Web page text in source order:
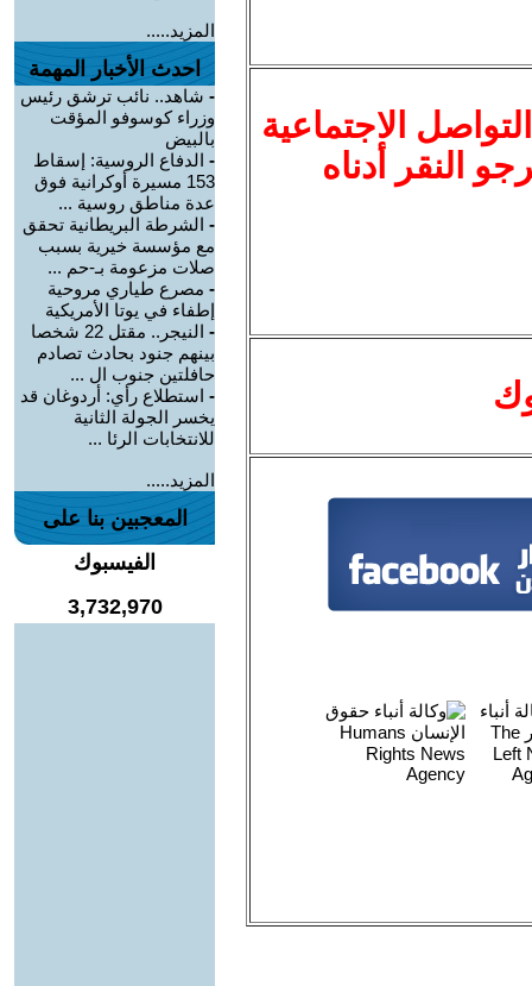
الاجتماعية
النقر أدناه
المزيد.....
احدث الأخبار المهمة
- شاهد.. نائب ترشق رئيس
وزراء كوسوفو المؤقت
بالبيض
- الدفاع الروسية: إسقاط
153 مسيرة أوكرانية فوق
عدة مناطق روسية ...
- الشرطة البريطانية تحقق
مع مؤسسة خيرية بسبب
صلات مزعومة بـ-حم ...
- مصرع طياري مروحية
إطفاء في يوتا الأمريكية
-
النيجر.. مقتل 22 شخصا
بينهم جنود بحادث تصادم
حافلتين جنوب ال ...
- استطلاع رأي: أردوغان قد
يخسر الجولة الثانية
للانتخابات الرئا ...
المزيد.....
المعجبين بنا على
الفيسبوك
3,732,970